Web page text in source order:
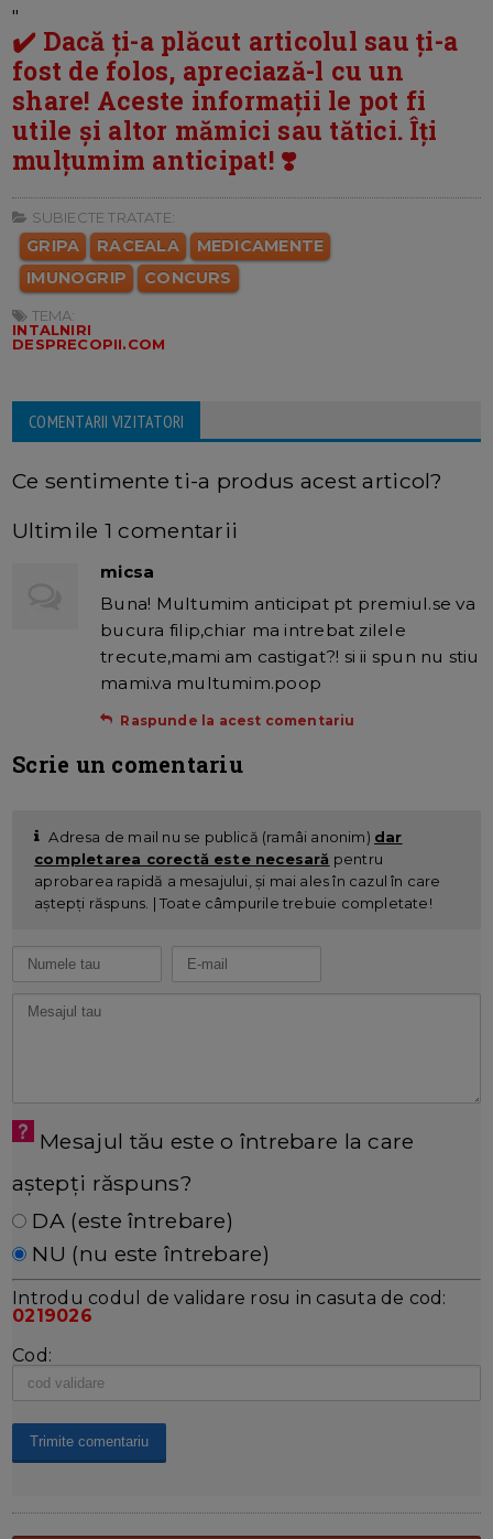
"
✔️ Dacă ți-a plăcut articolul sau ți-a
fost de folos, apreciază-l cu un
share! Aceste informații le pot fi
utile și altor mămici sau tătici. Îți
mulțumim anticipat! ❣️
SUBIECTE TRATATE:
GRIPA RACEALA
MEDICAMENTE
IMUNOGRIP
CONCURS
TEMA:
INTALNIRI
DESPRECOPII.COM
COMENTARII VIZITATORI
Ce sentimente ti-a produs acest articol?
Ultimile 1 comentarii
micsa
Buna! Multumim anticipat pt premiul.se va
bucura filip,chiar ma intrebat zilele
trecute,mami am castigat?! si ii spun nu stiu
mami.va multumim.poop
Raspunde la acest comentariu
Scrie un comentariu
Adresa de mail nu se publică (ramâi anonim) dar
completarea corectă este necesară pentru
aprobarea rapidă a mesajului, și mai ales în cazul în care
aștepți răspuns. | Toate câmpurile trebuie completate!
Mesajul tău este o întrebare la care
aștepți răspuns?
DA (este întrebare)
NU (nu este întrebare)
Introdu codul de validare rosu in casuta de cod:
0219026
Cod: